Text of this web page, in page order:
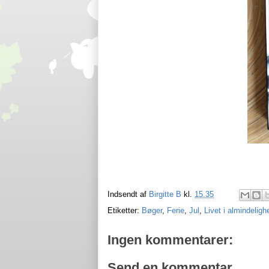
Indsendt af Birgitte B kl. 15.35
Etiketter: Bøger, Ferie, Jul , Livet i
Ingen kommentarer: